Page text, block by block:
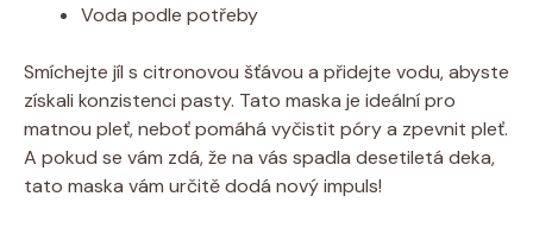
Voda podle potřeby
Smíchejte jíl s citronovou šťávou a přidejte vodu, abyste
získali konzistenci pasty. Tato maska je ideální pro
matnou pleť, neboť pomáhá vyčistit póry a zpevnit pleť.
A pokud se vám zdá, že na vás spadla desetiletá deka,
tato maska vám určitě dodá nový impuls!